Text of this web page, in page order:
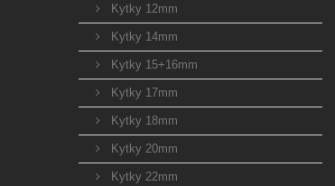
Kytky 12mm
Kytky 14mm
Kytky 15+16mm
Kytky 17mm
Kytky 18mm
Kytky 20mm
Kytky 22mm